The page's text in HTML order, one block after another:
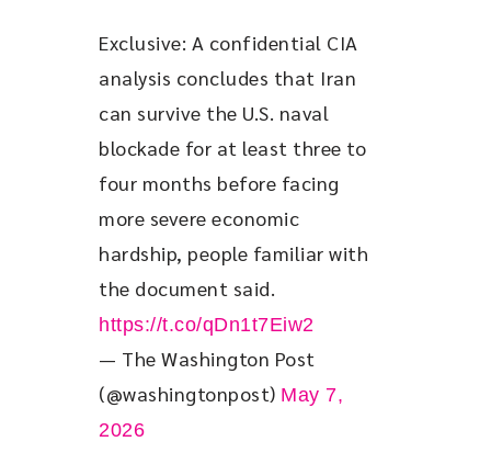
Exclusive: A confidential CIA
analysis concludes that Iran
can survive the U.S. naval
blockade for at least three to
four months before facing
more severe economic
hardship, people familiar with
the document said.
https://t.co/qDn1t7Eiw2
— The Washington Post
(@washingtonpost) May 7,
2026